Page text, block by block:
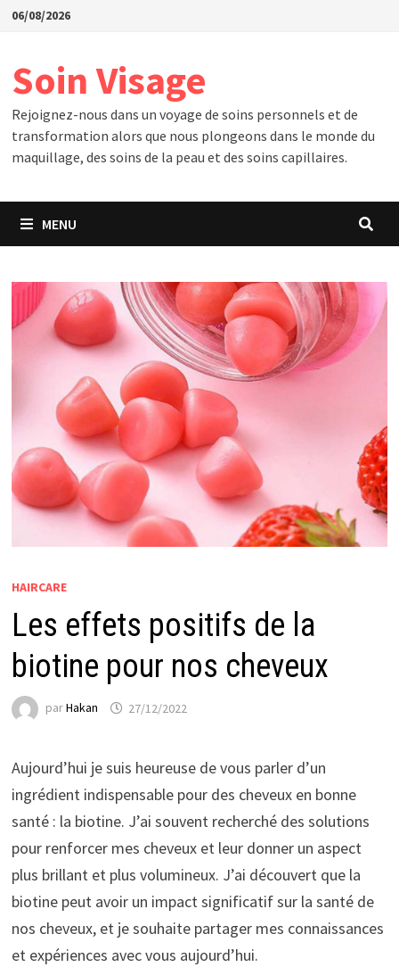
Passer
06/08/2026
Soin Visage
Rejoignez-nous dans un voyage de soins personnels et de
transformation alors que nous plongeons dans le monde du
maquillage, des soins de la peau et des soins capillaires.
MENU
HAIRCARE
Les effets positifs de la
biotine pour nos cheveux
parHakan 27/12/2022
Aujourd’hui je suis heureuse de vous parler d’un
ingrédient indispensable pour des cheveux en bonne
santé : la biotine. J’ai souvent recherché des solutions
pour renforcer mes cheveux et leur donner un aspect
plus brillant et plus volumineux. J’ai découvert que la
biotine peut avoir un impact significatif sur la santé de
nos cheveux, et je souhaite partager mes connaissances
et expériences avec vous aujourd’hui.